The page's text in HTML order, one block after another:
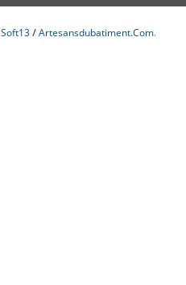
Soft13/Artesansdubatiment.com.